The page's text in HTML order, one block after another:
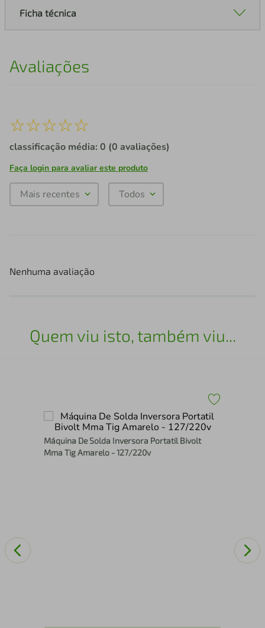
Ficha técnica
Avaliações
☆☆☆☆☆
classificação média: 0 (0 avaliações)
Faça login para avaliar este produto
Mais recentes Todos
Nenhuma avaliação
Quem viu isto, também viu...
Máquina De Solda Inversora Portatil Bivolt
Mma Tig Amarelo - 127/220v